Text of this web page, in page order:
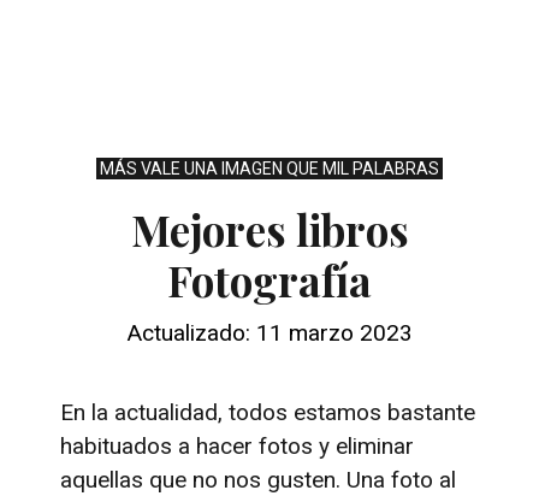
MÁS VALE UNA IMAGEN QUE MIL PALABRAS
Mejores libros
Fotografía
Actualizado: 11 marzo 2023
En la actualidad, todos estamos bastante
habituados a hacer fotos y eliminar
aquellas que no nos gusten. Una foto al